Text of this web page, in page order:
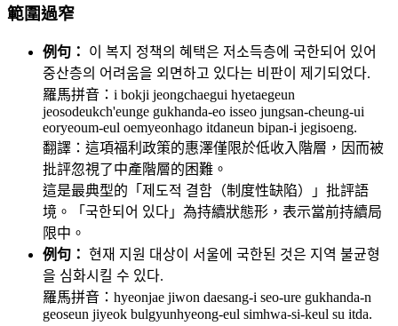
範圍過窄
例句：
이 복지 정책의 혜택은 저소득층에 국한되어 있어
중산층의 어려움을 외면하고 있다는 비판이 제기되었다.
羅馬拼音：i bokji jeongchaegui hyetaegeun
jeosodeukch'eunge gukhanda-eo isseo jungsan-cheung-ui
eoryeoum-eul oemyeonhago itdaneun bipan-i jegisoeng.
翻譯：這項福利政策的惠澤僅限於低收入階層，因而被
批評忽視了中產階層的困難。
這是最典型的「제도적 결함（制度性缺陷）」批評語
境。「국한되어 있다」為持續狀態形，表示當前持續局
限中。
例句： 현재 지원 대상이 서울에 국한된 것은 지역 불균형
을 심화시킬 수 있다.
羅馬拼音：hyeonjae jiwon daesang-i seo-ure gukhanda-n
geoseun jiyeok bulgyunhyeong-eul simhwa-si-keul su itda.